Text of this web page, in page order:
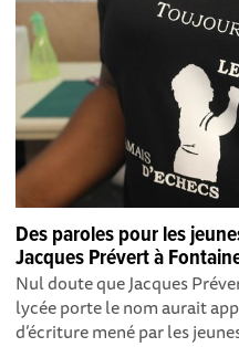
Des paroles pour les
Jacques Prévert à
Nul doute que Jacques
lycée porte le nom aurait
d’écriture mené par les